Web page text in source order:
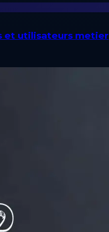
et utilisateurs metier